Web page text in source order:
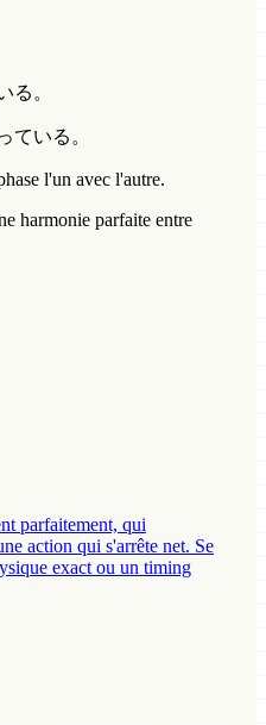
る。
ている。
l'un avec l'autre.
harmonie parfaite entre
parfaitement, qui
action qui s'arrête net. Se
exact ou un timing